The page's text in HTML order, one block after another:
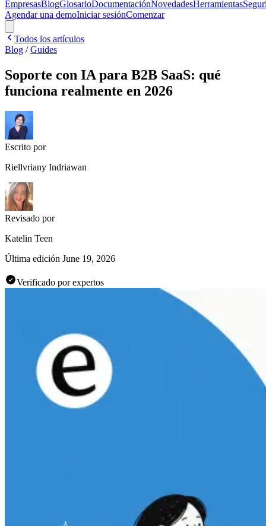
EmpresasBlogGlosarioDocumentaciónNovedadesHerramientas
Agendar una demoIniciar sesiónComenzar
Todos los artículos
Blog /Guides
Soporte con IA para B2B SaaS: qué
funciona realmente en 2026
Escrito por
Riellvriany Indriawan
Revisado por
Katelin Teen
Última edición June 19, 2026
Verificado por expertos